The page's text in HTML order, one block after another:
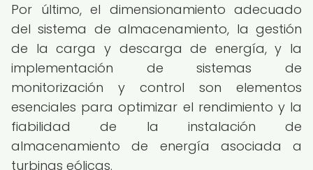
Por último, el dimensionamiento adecuado
del sistema de almacenamiento, la gestión
de la carga y descarga de energía, y la
implementación de sistemas de
monitorización y control son elementos
esenciales para optimizar el rendimiento y la
fiabilidad de la instalación de
almacenamiento de energía asociada a
turbinas eólicas.